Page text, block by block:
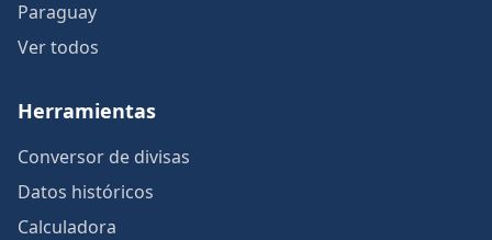
Paraguay
Ver todos
Herramientas
Conversor de divisas
Datos históricos
Calculadora